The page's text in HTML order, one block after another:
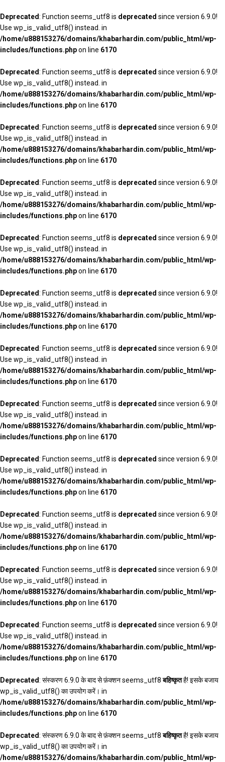
Deprecated: Function seems_utf8 is deprecated since version 6.9.0!
Use wp_is_valid_utf8() instead. in
/home/u888153276/domains/khabarhardin.com/public_html/wp-
includes/functions.phpon line 6170
Deprecated: Function seems_utf8 is deprecated since version 6.9.0!
Use wp_is_valid_utf8() instead. in
/home/u888153276/domains/khabarhardin.com/public_html/wp-
includes/functions.phpon line 6170
Deprecated: Function seems_utf8 is deprecated since version 6.9.0!
Use wp_is_valid_utf8() instead. in
/home/u888153276/domains/khabarhardin.com/public_html/wp-
includes/functions.phpon line 6170
Deprecated: Function seems_utf8 is deprecated since version 6.9.0!
Use wp_is_valid_utf8() instead. in
/home/u888153276/domains/khabarhardin.com/public_html/wp-
includes/functions.phpon line 6170
Deprecated: Function seems_utf8 is deprecated since version 6.9.0!
Use wp_is_valid_utf8() instead. in
/home/u888153276/domains/khabarhardin.com/public_html/wp-
includes/functions.phpon line 6170
Deprecated: Function seems_utf8 is deprecated since version 6.9.0!
Use wp_is_valid_utf8() instead. in
/home/u888153276/domains/khabarhardin.com/public_html/wp-
includes/functions.phpon line 6170
Deprecated: Function seems_utf8 is deprecated since version 6.9.0!
Use wp_is_valid_utf8() instead. in
/home/u888153276/domains/khabarhardin.com/public_html/wp-
includes/functions.phpon line 6170
Deprecated: Function seems_utf8 is deprecated since version 6.9.0!
Use wp_is_valid_utf8() instead. in
/home/u888153276/domains/khabarhardin.com/public_html/wp-
includes/functions.phpon line 6170
Deprecated: Function seems_utf8 is deprecated since version 6.9.0!
Use wp_is_valid_utf8() instead. in
/home/u888153276/domains/khabarhardin.com/public_html/wp-
includes/functions.phpon line 6170
Deprecated: Function seems_utf8 is deprecated since version 6.9.0!
Use wp_is_valid_utf8() instead. in
/home/u888153276/domains/khabarhardin.com/public_html/wp-
includes/functions.phpon line 6170
Deprecated: Function seems_utf8 is deprecated since version 6.9.0!
Use wp_is_valid_utf8() instead. in
/home/u888153276/domains/khabarhardin.com/public_html/wp-
includes/functions.phpon line 6170
Deprecated: Function seems_utf8 is deprecated since version 6.9.0!
Use wp_is_valid_utf8() instead. in
/home/u888153276/domains/khabarhardin.com/public_html/wp-
includes/functions.phpon line 6170
Deprecated: संस्करण 6.9.0 के बाद से फ़ंक्शन seems_utf8बहिष्कृतहै! इसके बजाय
wp_is_valid_utf8() का उपयोग करें। in
/home/u888153276/domains/khabarhardin.com/public_html/wp-
includes/functions.phpon line 6170
Deprecated: संस्करण 6.9.0 के बाद से फ़ंक्शन seems_utf8बहिष्कृतहै! इसके बजाय
wp_is_valid_utf8() का उपयोग करें। in
/home/u888153276/domains/khabarhardin.com/public_html/wp-